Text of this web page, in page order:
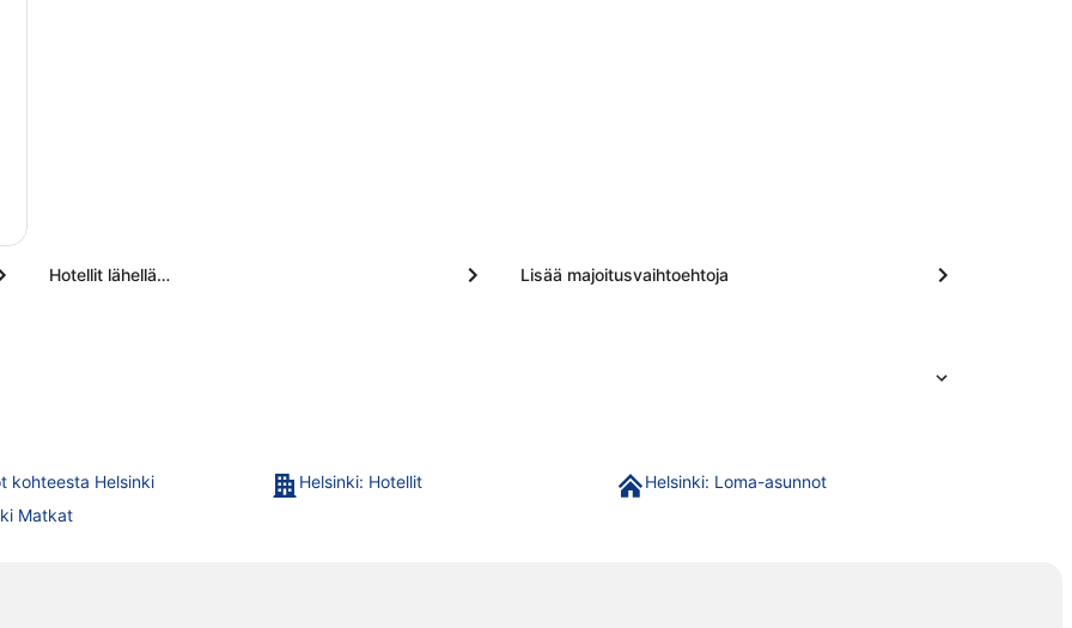
Hotellit lähellä… Lisää majoitusvaihtoehtoja
kohteesta Helsinki Helsinki: Hotellit
Helsinki: Loma-asunnot
Matkat